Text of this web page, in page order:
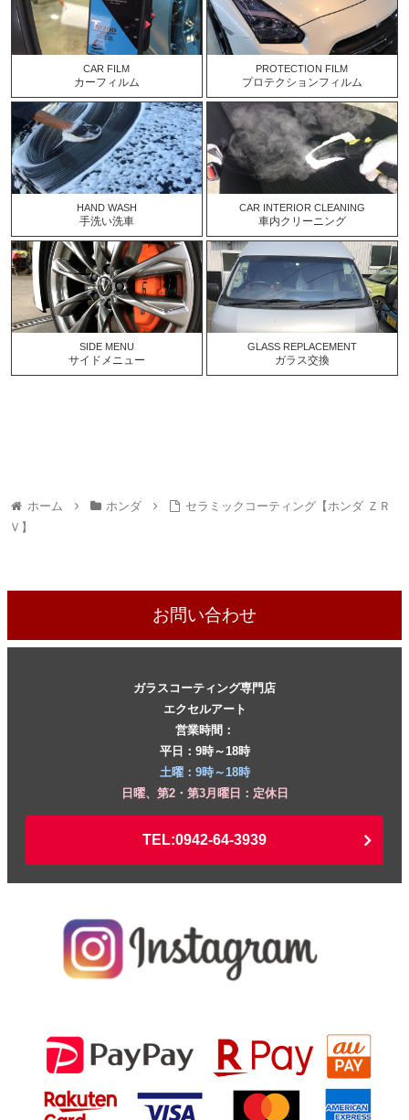
CAR FILM
カーフィルム
PROTECTION FILM
プロテクションフィルム
HAND WASH
手洗い洗車
CAR INTERIOR CLEANING
車内クリーニング
SIDE MENU
サイドメニュー
GLASS REPLACEMENT
ガラス交換
ホーム ホンダ
セラミックコーティング【ホンダ ＺＲ
Ｖ】
お問い合わせ
ガラスコーティング専門店
エクセルアート
営業時間：
平日：9時～18時
土曜：9時～18時
日曜、第2・第3月曜日：定休日
TEL:0942-64-3939